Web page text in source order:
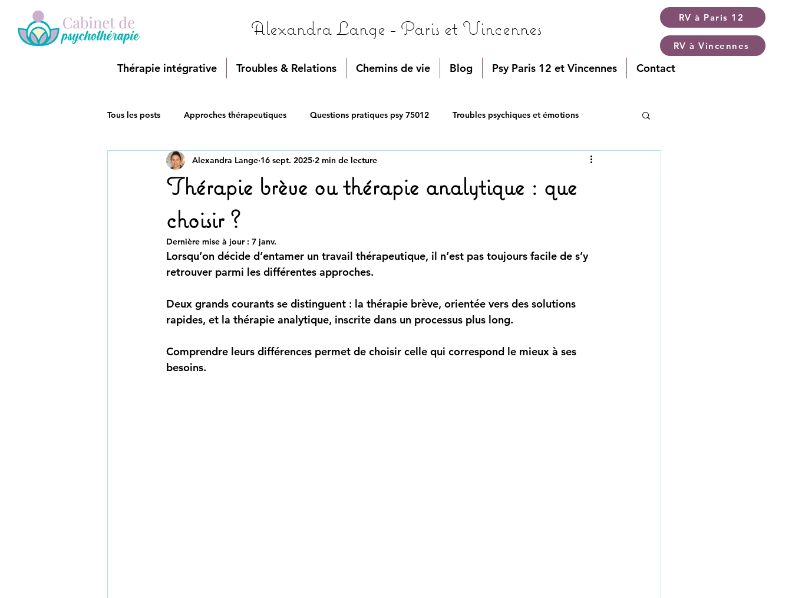
Alexandra Lange - Paris et Vincennes RV à Paris 12
RV à Vincennes
Thérapie intégrative Troubles & Relations Chemins de vie Blog Psy Paris 12 et Vincennes Contact
Tous les posts Approches thérapeutiques Questions pratiques psy 75012 Troubles psychiques et émotions
Adolescence et parentalité Développement personnel quotidien
Thérapie brève ou thérapie analytique : que
choisir ?
Alexandra Lange 16 sept. 2025 2 min de lecture
Dernière mise à jour : 7 janv.
Lorsqu’on décide d’entamer un travail thérapeutique, il n’est pas toujours facile de s’y
retrouver parmi les différentes approches.
Deux grands courants se distinguent : la thérapie brève, orientée vers des solutions
rapides, et la thérapie analytique, inscrite dans un processus plus long.
Comprendre leurs différences permet de choisir celle qui correspond le mieux à ses
besoins.